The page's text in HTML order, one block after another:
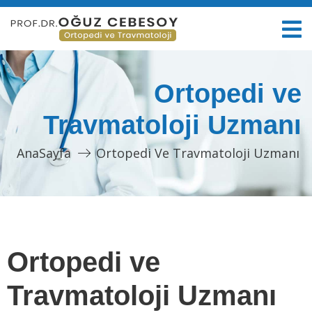
Ortopedi ve
Travmatoloji Uzmanı
AnaSayfa Ortopedi Ve Travmatoloji Uzmanı
Ortopedi ve
Travmatoloji Uzmanı